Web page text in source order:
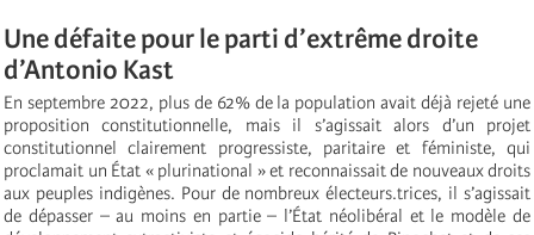
Une défaite pour le parti d’extrême droite
d’Antonio Kast
En septembre 2022, plus de 62% de la population avait déjà rejeté une
proposition constitutionnelle, mais il s’agissait alors d’un projet
constitutionnel clairement progressiste, paritaire et féministe, qui
proclamait un État « plurinational » et reconnaissait de nouveaux droits
aux peuples indigènes. Pour de nombreux électeurs.trices, il s’agissait
de dépasser – au moins en partie – l’État néolibéral et le modèle de